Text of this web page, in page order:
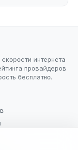
интернета
провайдеров
бесплатно.